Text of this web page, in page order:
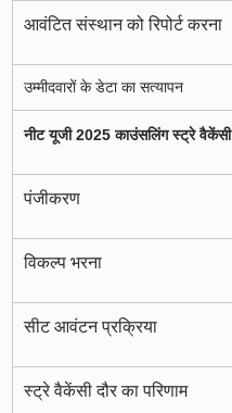
आवंटित संस्थान को रिपोर्ट करना
उम्मीदवारों के डेटा का सत्यापन
नीट यूजी 2025 काउंसलिंग स्ट्रे वैकेंसी
पंजीकरण
विकल्प भरना
सीट आवंटन प्रक्रिया
स्ट्रे वैकेंसी दौर का परिणाम